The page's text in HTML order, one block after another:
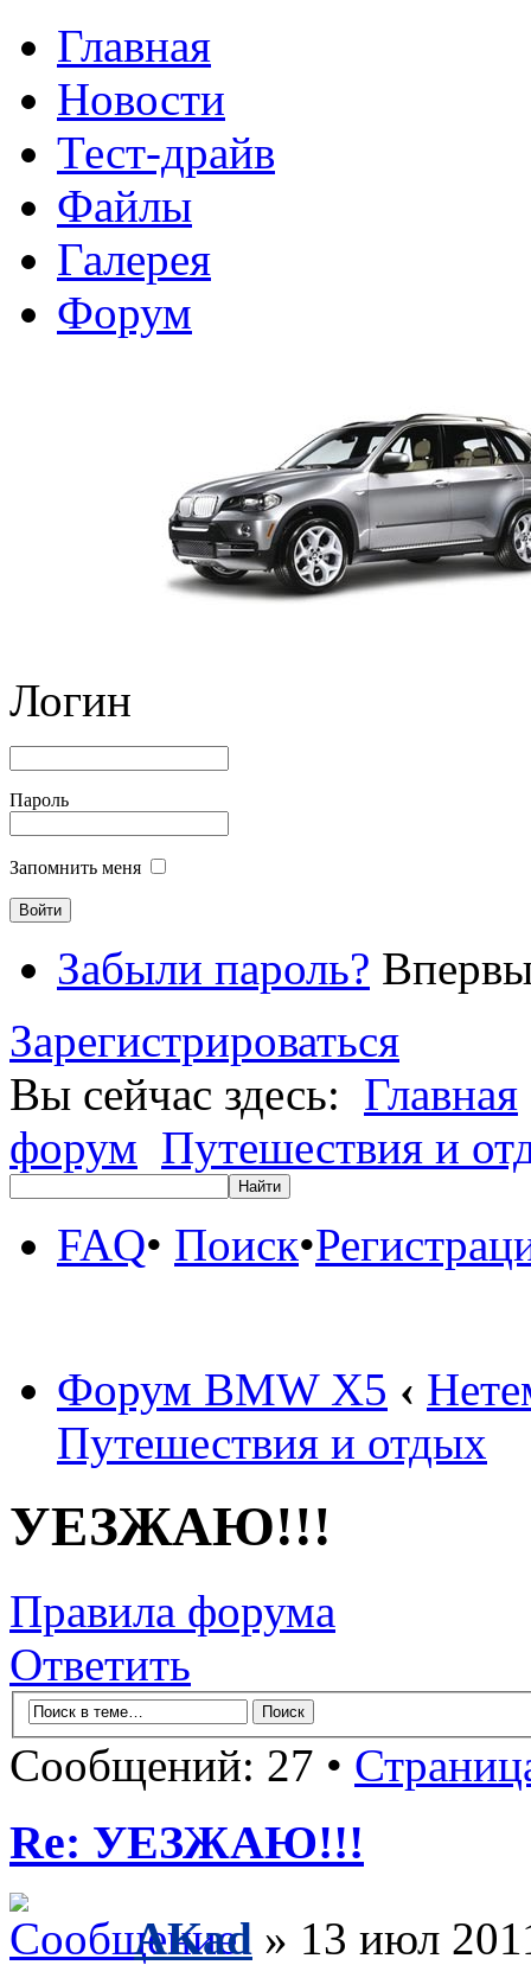
Главная
Новости
Тест-драйв
Файлы
Галерея
Форум
Логин
Пароль
Запомнить меня
Забыли пароль?
Зарегистрироваться
Вы сейчас здесь: Главная
форум Путешествия и
FAQ• Поиск•
Форум BMW X5 ‹
Путешествия и отдых
УЕЗЖАЮ!!!
Правила форума
Ответить
Сообщений: 27 •
Re: УЕЗЖАЮ!!!
AKad » 13 июл